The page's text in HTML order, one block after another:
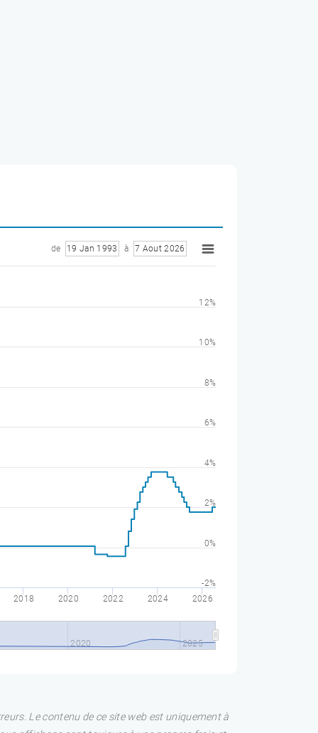
de 19 Jan 1993 à 7 Aout 2026
2018 2020 2022 2024 2026
2020 2025
-2%
0%
2%
4%
6%
8%
10%
12%
Le contenu de ce site web est uniquement à